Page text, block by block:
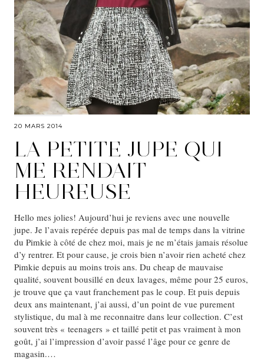
20 MARS 2014
LA PETITE JUPE QUI
ME RENDAIT
HEUREUSE
Hello mes jolies! Aujourd’hui je reviens avec une nouvelle
jupe. Je l’avais repérée depuis pas mal de temps dans la vitrine
du Pimkie à côté de chez moi, mais je ne m’étais jamais résolue
d’y rentrer. Et pour cause, je crois bien n’avoir rien acheté chez
Pimkie depuis au moins trois ans. Du cheap de mauvaise
qualité, souvent bousillé en deux lavages, même pour 25 euros,
je trouve que ça vaut franchement pas le coup. Et puis depuis
deux ans maintenant, j’ai aussi, d’un point de vue purement
stylistique, du mal à me reconnaitre dans leur collection. C’est
souvent très « teenagers » et taillé petit et pas vraiment à mon
goût, j’ai l’impression d’avoir passé l’âge pour ce genre de
magasin.…